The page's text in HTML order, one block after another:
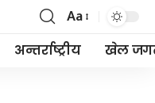
Font
Resizer
Aa
अन्तर्राष्ट्रीय खेल